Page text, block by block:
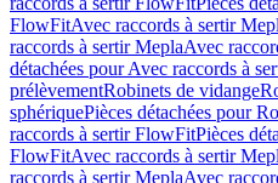
FlowFitAvec raccords à sertir
raccords à sertir MeplaAvec
détachées pour Avec raccords à
prélèvementRobinets de vidange
sphériquePièces détachées pour
raccords à sertir FlowFitPièces
FlowFitAvec raccords à sertir
raccords à sertir MeplaAvec